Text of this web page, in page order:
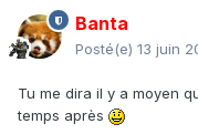
Banta
Posté(e) 13 juin
Tu me dira il y a moyen
temps après